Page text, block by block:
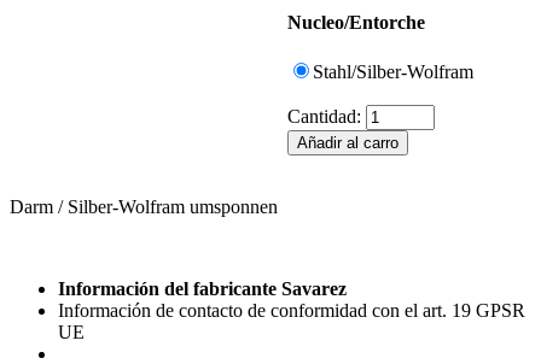
Nucleo/Entorche
Stahl/Silber-Wolfram
Cantidad:
Darm / Silber-Wolfram umsponnen
Información del fabricante Savarez
Información de contacto de conformidad con el art. 19 GPSR
UE